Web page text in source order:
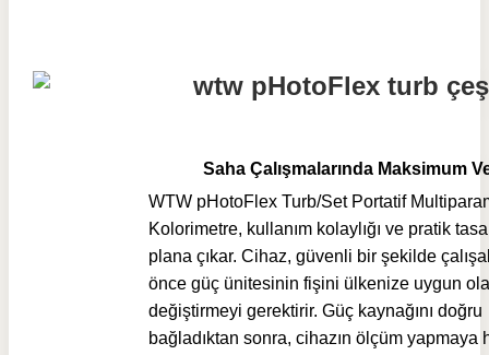
Saha Çalışmalarında Maksimum
WTW pHotoFlex Turb/Set Portatif
Kolorimetre, kullanım kolaylığı ve pratik
plana çıkar. Cihaz, güvenli bir şekilde
önce güç ünitesinin fişini ülkenize uygun
değiştirmeyi gerektirir. Güç kaynağını doğru
bağladıktan sonra, cihazın ölçüm yapmaya